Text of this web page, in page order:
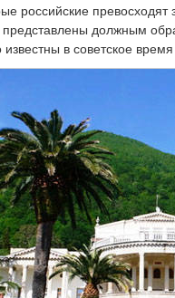
российские
представлены должным
в советское